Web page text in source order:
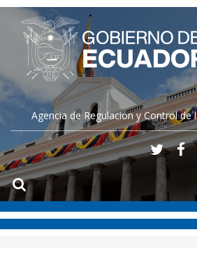
Agencia de Regulación y Control de